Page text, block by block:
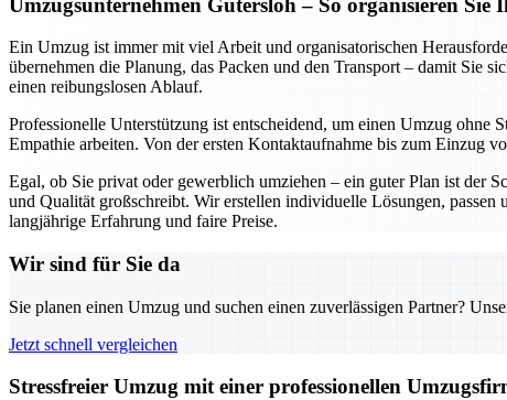
Ein Umzug ist immer mit viel Arbeit und organisatorischen
übernehmen die Planung, das Packen und den Transport – damit Sie
einen reibungslosen Ablauf.
Professionelle Unterstützung ist entscheidend, um einen Umzug ohne
Empathie arbeiten. Von der ersten Kontaktaufnahme bis zum Einzug
Egal, ob Sie privat oder gewerblich umziehen – ein guter Plan ist der
und Qualität großschreibt. Wir erstellen individuelle Lösungen,
langjährige Erfahrung und faire Preise.
Wir sind für Sie da
Sie planen einen Umzug und suchen einen zuverlässigen Partner?
Jetzt schnell vergleichen
Stressfreier Umzug mit einer professionellen